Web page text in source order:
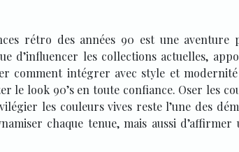
rétro des années 90 est une aventure
d’influencer les collections actuelles,
comment intégrer avec style et
le look 90’s en toute confiance. Oser les
les couleurs vives reste l’une des
chaque tenue, mais aussi